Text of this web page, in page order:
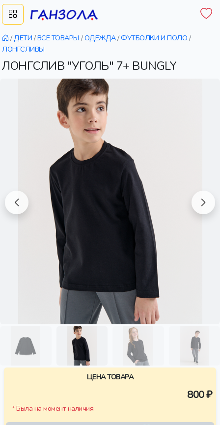
/ДЕТИ /ВСЕ ТОВАРЫ /ОДЕЖДА/ФУТБОЛКИ И ПОЛО /
ЛОНГСЛИВЫ
ЛОНГСЛИВ "УГОЛЬ" 7+ BUNGLY
ЦЕНА ТОВАРА
800 ₽
* Была на момент наличия